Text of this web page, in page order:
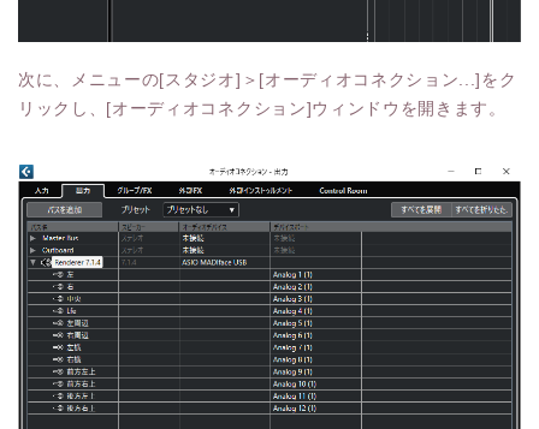
次に、メニューの[スタジオ]＞[オーディオコネクション...]をク
リックし、[オーディオコネクション]ウィンドウを開きます。